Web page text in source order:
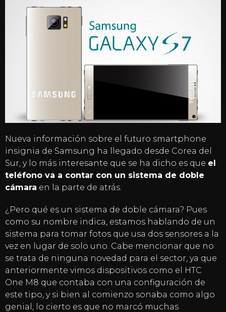
Nueva información sobre el futuro smartphone
insignia de Samsung ha llegado desde Corea del
Sur, y lo más interesante que se ha dicho es que el
teléfono va a contar con un sistema de doble
cámara en la parte de atrás.
¿Pero qué es un sistema de doble cámara? Pues
como su nombre indica, estamos hablando de un
sistema para tomar fotos que usa dos sensores a la
vez en lugar de solo uno. Cabe mencionar que no
se trata de ninguna novedad para el sector, ya que
anteriormente vimos dispositivos como el HTC
One M8 que contaba con una configuración de
este tipo, y si bien al comienzo sonaba como algo
genial, lo cierto es que no marcó muchas